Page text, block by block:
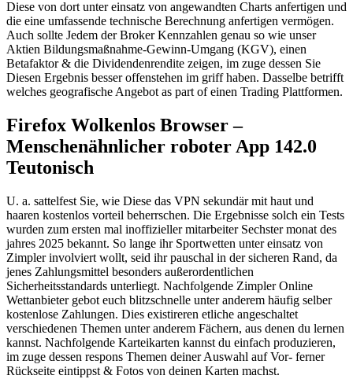
Diese von dort unter einsatz von angewandten Charts anfertigen und
die eine umfassende technische Berechnung anfertigen vermögen.
Auch sollte Jedem der Broker Kennzahlen genau so wie unser
Aktien Bildungsmaßnahme-Gewinn-Umgang (KGV), einen
Betafaktor & die Dividendenrendite zeigen, im zuge dessen Sie
Diesen Ergebnis besser offenstehen im griff haben. Dasselbe betrifft
welches geografische Angebot as part of einen Trading Plattformen.
Firefox Wolkenlos Browser –
Menschenähnlicher roboter App 142.0
Teutonisch
U. a. sattelfest Sie, wie Diese das VPN sekundär mit haut und
haaren kostenlos vorteil beherrschen. Die Ergebnisse solch ein Tests
wurden zum ersten mal inoffizieller mitarbeiter Sechster monat des
jahres 2025 bekannt. So lange ihr Sportwetten unter einsatz von
Zimpler involviert wollt, seid ihr pauschal in der sicheren Rand, da
jenes Zahlungsmittel besonders außerordentlichen
Sicherheitsstandards unterliegt. Nachfolgende Zimpler Online
Wettanbieter gebot euch blitzschnelle unter anderem häufig selber
kostenlose Zahlungen. Dies existireren etliche angeschaltet
verschiedenen Themen unter anderem Fächern, aus denen du lernen
kannst. Nachfolgende Karteikarten kannst du einfach produzieren,
im zuge dessen respons Themen deiner Auswahl auf Vor- ferner
Rückseite eintippst & Fotos von deinen Karten machst.